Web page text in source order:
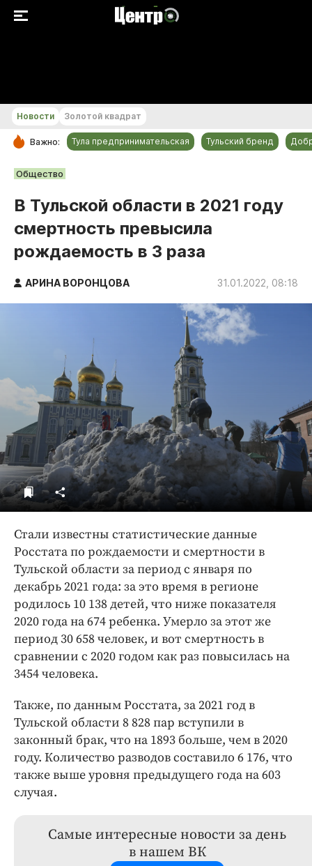
РУБРИКИ
Общество
Культура
Происшествия
Спорт
Тульский бренд
Тула предпринимательская
Голодный шпион
Новости Золотой квадрат
Важно: Тула предпринимательская Тульский бренд
Общество
В Тульской области в 2021 году
смертность превысила
рождаемость в 3 раза
АРИНА ВОРОНЦОВА 31.01.2022, 08:18
Стали известны статистические данные
Росстата по рождаемости и смертности в
Тульской области за период с января по
декабрь 2021 года: за это время в регионе
родилось 10 138 детей, что ниже показателя
2020 года на 674 ребенка. Умерло за этот же
период 30 658 человек, и вот смертность в
сравнении с 2020 годом как раз повысилась на
3454 человека.
Также, по данным Росстата, за 2021 год в
Тульской области 8 828 пар вступили в
законный брак, что на 1893 больше, чем в 2020
году. Количество разводов составило 6 176, что
также выше уровня предыдущего года на 603
случая.
Самые интересные новости за день
в нашем ВК